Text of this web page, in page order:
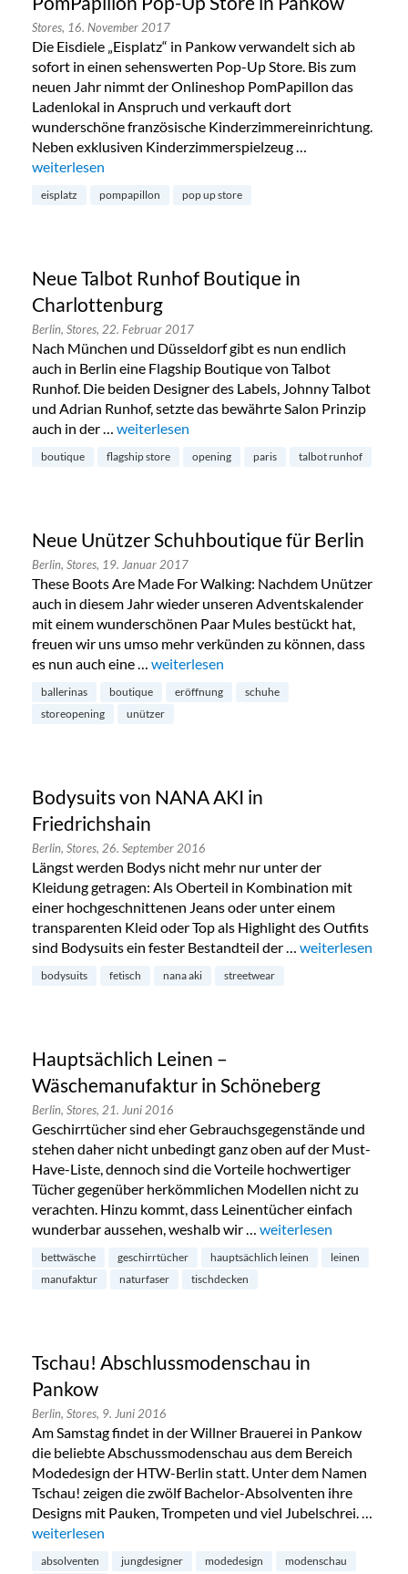
Stores, 16. November 2017
Die Eisdiele „Eisplatz“ in Pankow verwandelt sich ab
sofort in einen sehenswerten Pop-Up Store. Bis zum
neuen Jahr nimmt der Onlineshop PomPapillon das
Ladenlokal in Anspruch und verkauft dort
wunderschöne französische Kinderzimmereinrichtung.
Neben exklusiven Kinderzimmerspielzeug …
„PomPapillon Pop-Up Store in Pankow“
weiterlesen
eisplatz pompapillon pop up store
Neue Talbot Runhof Boutique in
Charlottenburg
Berlin, Stores, 22. Februar 2017
Nach München und Düsseldorf gibt es nun endlich
auch in Berlin eine Flagship Boutique von Talbot
Runhof. Die beiden Designer des Labels, Johnny Talbot
und Adrian Runhof, setzte das bewährte Salon Prinzip
auch in der … „Neue Talbot Runhof Boutique in
weiterlesen
boutique flagship store opening paris talbot runhof
Neue Unützer Schuhboutique für Berlin
Berlin, Stores, 19. Januar 2017
These Boots Are Made For Walking: Nachdem Unützer
auch in diesem Jahr wieder unseren Adventskalender
mit einem wunderschönen Paar Mules bestückt hat,
freuen wir uns umso mehr verkünden zu können, dass
es nun auch eine … „Neue Unützer Schuhboutique für Berlin“
weiterlesen
ballerinas boutique eröffnung
schuhe
storeopening
unützer
Bodysuits von NANA AKI in
Friedrichshain
Berlin, Stores, 26. September 2016
Längst werden Bodys nicht mehr nur unter der
Kleidung getragen: Als Oberteil in Kombination mit
einer hochgeschnittenen Jeans oder unter einem
transparenten Kleid oder Top als Highlight des Outfits
sind Bodysuits ein fester Bestandteil der … „Bodysuits von
weiterlesen
bodysuits fetisch nana aki streetwear
Hauptsächlich Leinen –
Wäschemanufaktur in Schöneberg
Berlin, Stores, 21. Juni 2016
Geschirrtücher sind eher Gebrauchsgegenstände und
stehen daher nicht unbedingt ganz oben auf der Must-
Have-Liste, dennoch sind die Vorteile hochwertiger
Tücher gegenüber herkömmlichen Modellen nicht zu
verachten. Hinzu kommt, dass Leinentücher einfach
wunderbar aussehen, weshalb wir … „Hauptsächlich Leinen
weiterlesen
bettwäsche geschirrtücher hauptsächlich leinen
leinen
manufaktur
naturfaser tischdecken
Tschau! Abschlussmodenschau in
Pankow
Berlin, Stores, 9. Juni 2016
Am Samstag findet in der Willner Brauerei in Pankow
die beliebte Abschussmodenschau aus dem Bereich
Modedesign der HTW-Berlin statt. Unter dem Namen
Tschau! zeigen die zwölf Bachelor-Absolventen ihre
Designs mit Pauken, Trompeten und viel Jubelschrei. …
„Tschau! Abschlussmodenschau in Pankow“
weiterlesen
absolventen jungdesigner modedesign modenschau